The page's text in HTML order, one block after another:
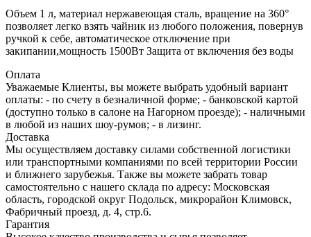
Объем 1 л, материал нержавеющая сталь, вращение на 360°
позволяет легко взять чайник из любого положения, повернув
ручкой к себе, автоматическое отключение при
закипании,мощность 1500Вт Защита от включения без воды
Оплата
Уважаемые Клиенты, вы можете выбрать удобный вариант
оплаты: - по счету в безналичной форме; - банковской картой
(доступно только в салоне на Нагорном проезде); - наличными
в любой из наших шоу-румов; - в лизинг.
Доставка
Мы осуществляем доставку силами собственной логистики
или транспортными компаниями по всей территории России
и ближнего зарубежья. Также вы можете забрать товар
самостоятельно с нашего склада по адресу: Московская
область, городcкой округ Подольск, микрорайон Климовск,
Фабричный проезд, д. 4, стр.6.
Гарантия